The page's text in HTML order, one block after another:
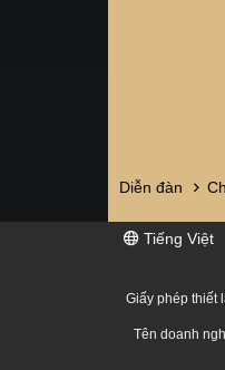
Diễn đàn
Tiếng Việt
Giấy phép thiết
Tên doanh